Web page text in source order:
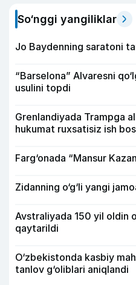
So‘nggi yangiliklar
Jo Baydenning saratoni
“Barselona” Alvaresni
usulini topdi
Grenlandiyada Trampga
hukumat ruxsatisiz ish
Farg‘onada “Mansur
Zidanning o‘g‘li yangi
Avstraliyada 150 yil oldin
qaytarildi
O‘zbekistonda kasbiy
tanlov g‘oliblari aniqlandi